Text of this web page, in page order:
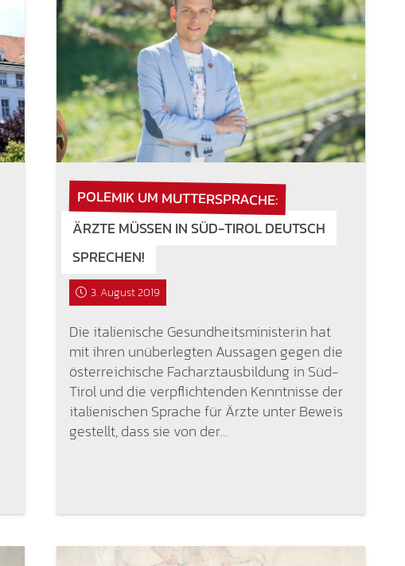
POLEMIK UM MUTTERSPRACHE:
ÄRZTE MÜSSEN IN SÜD-TIROL DEUTSCH
SPRECHEN!
3. August 2019
Die italienische Gesundheitsministerin hat
mit ihren unüberlegten Aussagen gegen die
österreichische Facharztausbildung in Süd-
Tirol und die verpflichtenden Kenntnisse der
italienischen Sprache für Ärzte unter Beweis
gestellt, dass sie von der…